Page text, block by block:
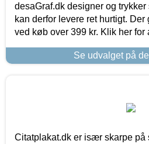
desaGraf.dk designer og
kan derfor levere ret hurtigt.
ved køb over 399 kr. Klik her for
Se udvalget på
Citatplakat.dk er især skarpe på